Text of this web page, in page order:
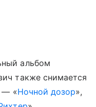
альбом
также снимается
— «Ночной дозор»,